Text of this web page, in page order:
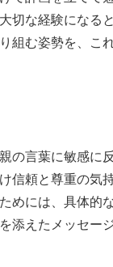
切な経験になる
組む姿勢を、こ
の言葉に敏感に
信頼と尊重の気
めには、具体的
添えたメッセー